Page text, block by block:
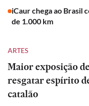
iCaur chega ao Brasil
de 1.000 km
ARTES
Maior exposição
resgatar espírito
catalão